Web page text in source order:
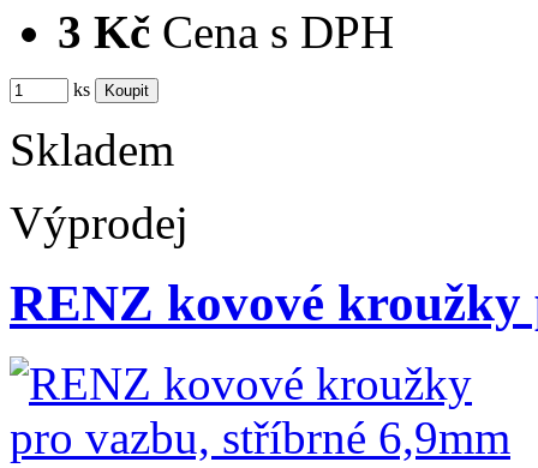
3 Kč Cena s DPH
ks
Skladem
Výprodej
RENZ kovové